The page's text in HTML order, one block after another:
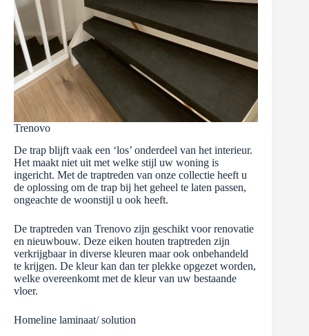
Trenovo
De trap blijft vaak een ‘los’ onderdeel van het interieur.
Het maakt niet uit met welke stijl uw woning is
ingericht. Met de traptreden van onze collectie heeft u
de oplossing om de trap bij het geheel te laten passen,
ongeachte de woonstijl u ook heeft.
De traptreden van Trenovo zijn geschikt voor renovatie
en nieuwbouw. Deze eiken houten traptreden zijn
verkrijgbaar in diverse kleuren maar ook onbehandeld
te krijgen. De kleur kan dan ter plekke opgezet worden,
welke overeenkomt met de kleur van uw bestaande
vloer.
Homeline laminaat/ solution